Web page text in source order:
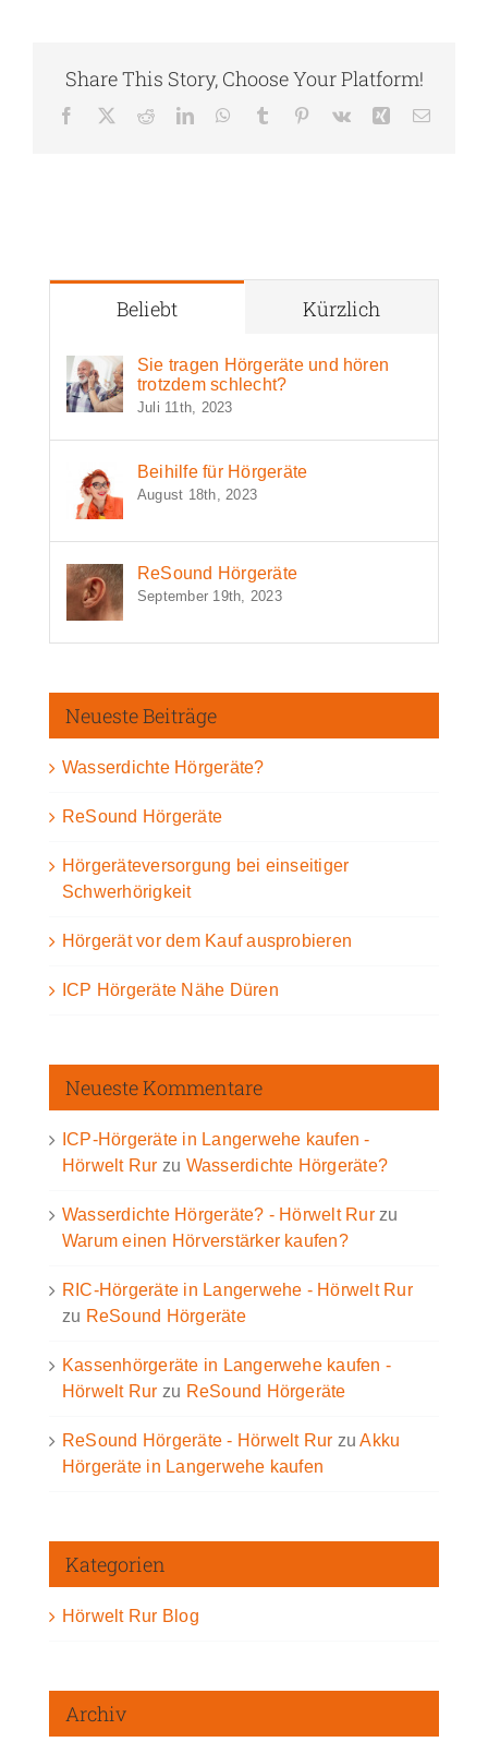
Share This Story, Choose Your Platform!
Facebook RedditLinkedInWhatsApp
Tumblr Pinterest
Vk Xing E-
Beliebt Kürzlich
Sie tragen Hörgeräte und hören
trotzdem schlecht?
Juli 11th, 2023
Beihilfe für Hörgeräte
August 18th, 2023
ReSound Hörgeräte
September 19th, 2023
Neueste Beiträge
Wasserdichte Hörgeräte?
ReSound Hörgeräte
Hörgeräteversorgung bei einseitiger
Schwerhörigkeit
Hörgerät vor dem Kauf ausprobieren
ICP Hörgeräte Nähe Düren
Neueste Kommentare
ICP-Hörgeräte in Langerwehe kaufen -
Hörwelt Rur zu Wasserdichte Hörgeräte?
Wasserdichte Hörgeräte? - Hörwelt Rurzu
Warum einen Hörverstärker kaufen?
RIC-Hörgeräte in Langerwehe - Hörwelt Rur
zu ReSound Hörgeräte
Kassenhörgeräte in Langerwehe kaufen -
Hörwelt Rur zu ReSound Hörgeräte
ReSound Hörgeräte - Hörwelt Rur zuAkku
Hörgeräte in Langerwehe kaufen
Kategorien
Hörwelt Rur Blog
Archiv